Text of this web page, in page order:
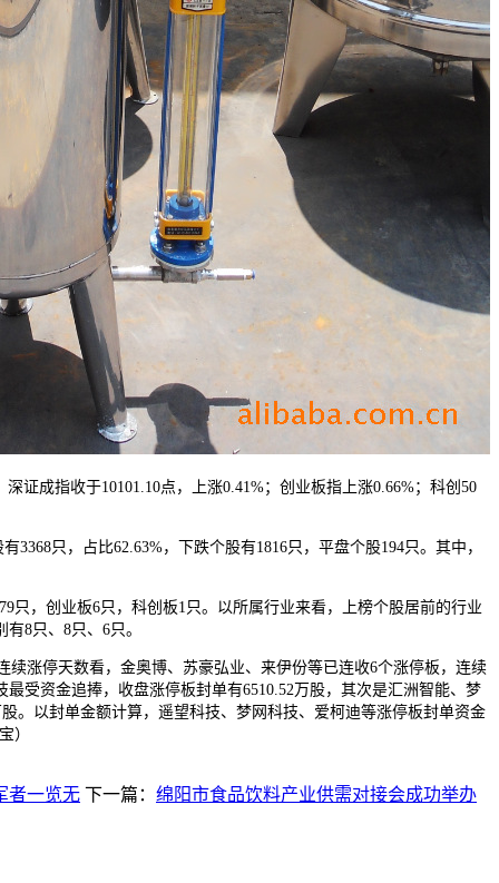
成指收于10101.10点，上涨0.41%；创业板指上涨0.66%；科创50
只，占比62.63%，下跌个股有1816只，平盘个股194只。其中，
，创业板6只，科创板1只。以所属行业来看，上榜个股居前的行业
8只、8只、6只。
停天数看，金奥博、苏豪弘业、来伊份等已连收6个涨停板，连续
受资金追捧，收盘涨停板封单有6510.52万股，其次是汇洲智能、梦
。以封单金额计算，遥望科技、梦网科技、爱柯迪等涨停板封单资金
）
者一览无 下一篇： 绵阳市食品饮料产业供需对接会成功举办